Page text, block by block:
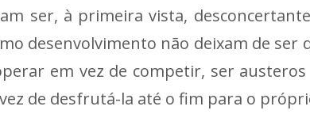
ser, à primeira vista,
desenvolvimento não deixam de
em vez de competir, ser
de desfrutá-la até o fim para o